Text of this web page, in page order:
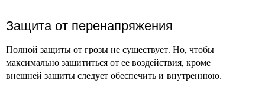
Защита от перенапряжения
Полной защиты от грозы не существует. Но, чтобы
максимально защититься от ее воздействия, кроме
внешней защиты следует обеспечить и внутреннюю.